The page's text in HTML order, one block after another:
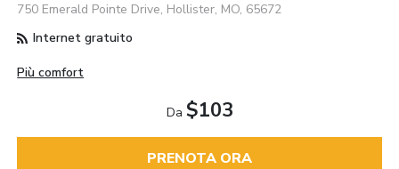
750 Emerald Pointe Drive, Hollister, MO, 65672
Internet gratuito
Più comfort
Da $103
PRENOTA ORA